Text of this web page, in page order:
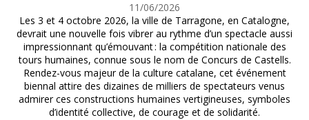
11/06/2026
Les 3 et 4 octobre 2026, la ville de Tarragone, en Catalogne,
devrait une nouvelle fois vibrer au rythme d’un spectacle aussi
impressionnant qu’émouvant : la compétition nationale des
tours humaines, connue sous le nom de Concurs de Castells.
Rendez-vous majeur de la culture catalane, cet événement
biennal attire des dizaines de milliers de spectateurs venus
admirer ces constructions humaines vertigineuses, symboles
d’identité collective, de courage et de solidarité.